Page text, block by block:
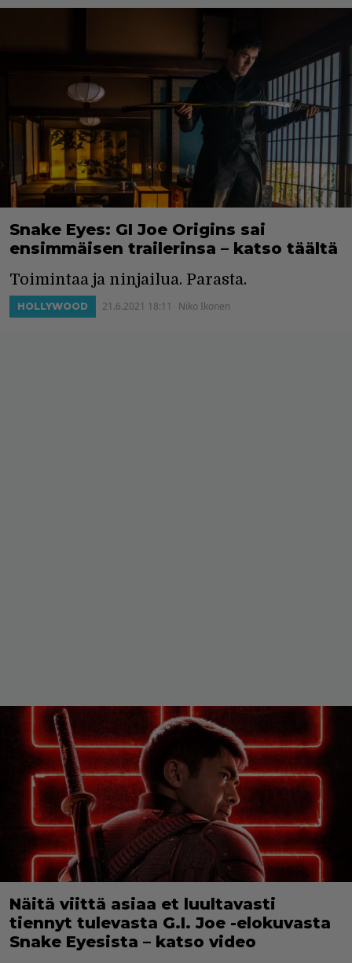
Snake Eyes: GI Joe Origins sai
ensimmäisen trailerinsa – katso täältä
Toimintaa ja ninjailua. Parasta.
HOLLYWOOD 21.6.2021 18:11 Niko Ikonen
Näitä viittä asiaa et luultavasti
tiennyt tulevasta G.I. Joe -elokuvasta
Snake Eyesista – katso video